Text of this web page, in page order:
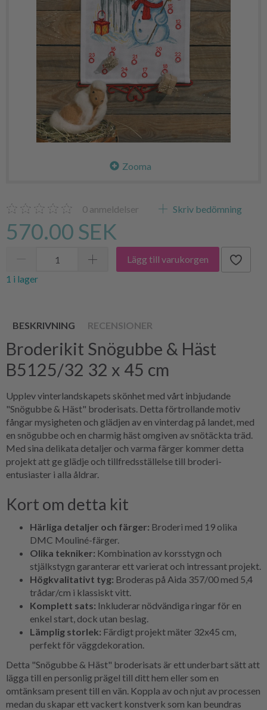
Zooma
0 anmeldelser Skriv bedömning
570.00 SEK
Lägg till varukorgen
1 i lager
BESKRIVNING RECENSIONER
Broderikit Snögubbe & Häst
B5125/32 32 x 45 cm
Upplev vinterlandskapets skönhet med vårt inbjudande
"Snögubbe & Häst" broderisats. Detta förtrollande motiv
fångar mysigheten och glädjen av en vinterdag på landet, med
en snögubbe och en charmig häst omgiven av snötäckta träd.
Med sina delikata detaljer och varma färger kommer detta
projekt att ge glädje och tillfredsställelse till broderi-
entusiaster i alla åldrar.
Kort om detta kit
Härliga detaljer och färger: Broderi med 19 olika
DMC Mouliné-färger.
Olika tekniker: Kombination av korsstygn och
stjälkstygn garanterar ett varierat och intressant projekt.
Högkvalitativt tyg: Broderas på Aida 357/00 med 5,4
trådar/cm i klassiskt vitt.
Komplett sats: Inkluderar nödvändiga ringar för en
enkel start, dock utan beslag.
Lämplig storlek: Färdigt projekt mäter 32x45 cm,
perfekt för väggdekoration.
Detta "Snögubbe & Häst" broderisats är ett underbart sätt att
lägga till en personlig prägel till ditt hem eller som en
omtänksam present till en vän. Koppla av och njut av processen
medan du skapar ett vackert konstverk som kan beundras